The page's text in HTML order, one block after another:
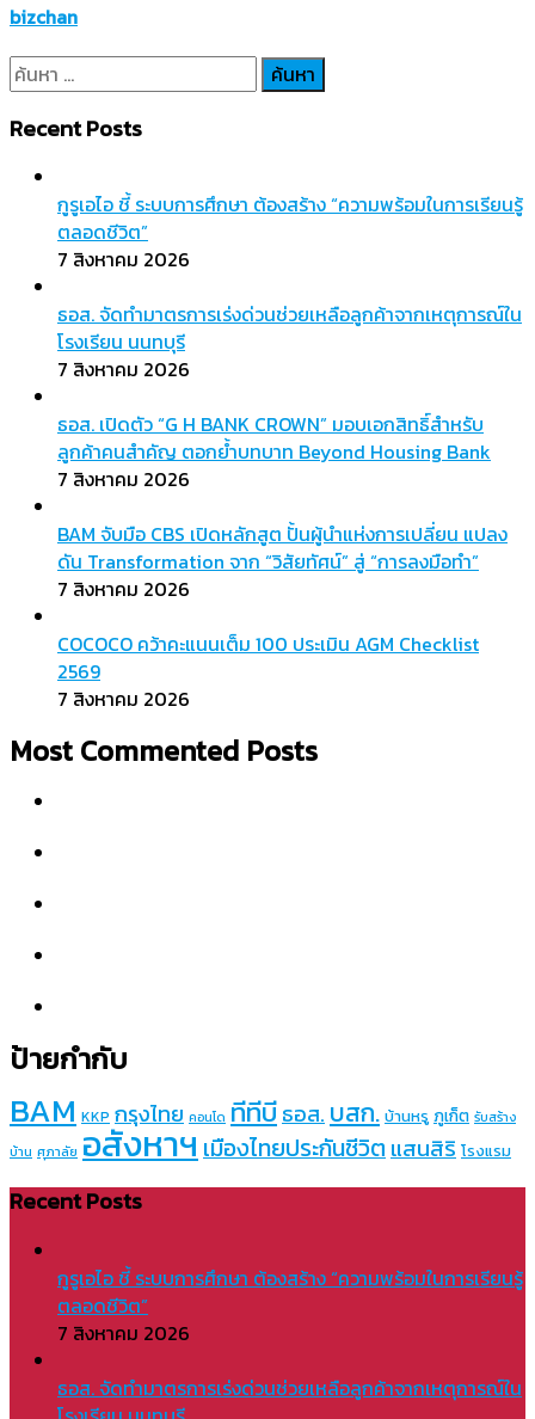
bizchan
ค้นหา
สำหรับ:
Recent Posts
กูรูเอไอ ชี้ ระบบการศึกษา ต้องสร้าง “ความพร้อมในการเรียนรู้
ตลอดชีวิต”
7 สิงหาคม 2026
ธอส. จัดทำมาตรการเร่งด่วนช่วยเหลือลูกค้าจากเหตุการณ์ใน
โรงเรียน นนทบุรี
7 สิงหาคม 2026
ธอส. เปิดตัว “G H BANK CROWN” มอบเอกสิทธิ์สำหรับ
ลูกค้าคนสำคัญ ตอกย้ำบทบาท Beyond Housing Bank
7 สิงหาคม 2026
BAM จับมือ CBS เปิดหลักสูต ปั้นผู้นำแห่งการเปลี่ยน แปลง
ดัน Transformation จาก “วิสัยทัศน์” สู่ “การลงมือทำ”
7 สิงหาคม 2026
COCOCO คว้าคะแนนเต็ม 100 ประเมิน AGM Checklist
2569
7 สิงหาคม 2026
Most Commented Posts
ป้ายกำกับ
BAM KKP กรุงไทย คอนโด ทีทีบีธอส. บสก. บ้านหรู ภูเก็ต รับสร้าง
บ้าน ศุภาลัย อสังหาฯ เมืองไทยประกันชีวิต แสนสิริ โรงแรม
Recent Posts
กูรูเอไอ ชี้ ระบบการศึกษา ต้องสร้าง “ความพร้อมในการเรียนรู้
ตลอดชีวิต”
7 สิงหาคม 2026
ธอส. จัดทำมาตรการเร่งด่วนช่วยเหลือลูกค้าจากเหตุการณ์ใน